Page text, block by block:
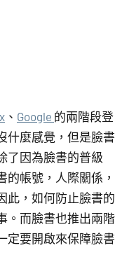
、 Google 的兩階段登
什麼感覺，但是臉書
了因為臉書的普級
帳號，人際關係，
此，如何防止臉書的
。而臉書也推出兩階
定要開啟來保障臉書